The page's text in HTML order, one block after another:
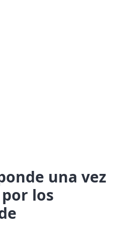
una vez
por los